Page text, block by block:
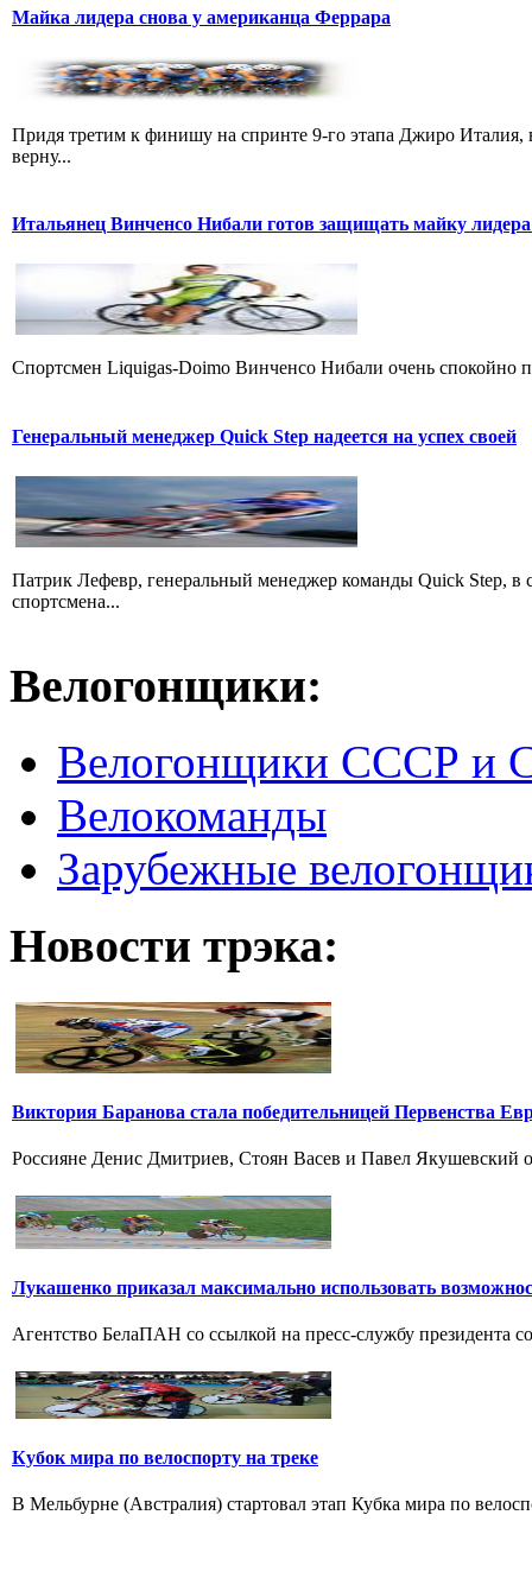
Майка лидера снова у американца Феррара
Придя третим к финишу на спринте 9-го этапа Джиро
верну...
Итальянец Винченсо Нибали готов защищать майку
Cпортсмен Liquigas-Doimo Винченсо Нибали очень спокойно
Генеральный менеджер Quick Step надеется на успех своей
Патрик Лефевр, генеральный менеджер команды Quick Step, в
спортсмена...
Велогонщики:
Велогонщики СССР и
Велокоманды
Зарубежные
Новости трэка:
Виктория Баранова стала победительницей Первенства
Россияне Денис Дмитриев, Стоян Васев и Павел Якушевский
Лукашенко приказал максимально использовать
Агентство БелаПАН со ссылкой на пресс-службу президента
Кубок мира по велоспорту на треке
В Мельбурне (Австралия) стартовал этап Кубка мира по